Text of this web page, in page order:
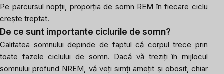
Pe parcursul nopții, proporția de somn REM în fiecare ciclu
crește treptat.
De ce sunt importante ciclurile de somn?
Calitatea somnului depinde de faptul că corpul trece prin
toate fazele ciclului de somn. Dacă vă treziți în mijlocul
somnului profund NREM, vă veți simți amețit și obosit, chiar